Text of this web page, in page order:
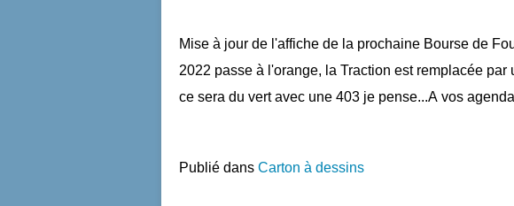
Mise à jour de l'affiche de la prochaine Bourse de
2022 passe à l'orange, la Traction est remplacée
ce sera du vert avec une 403 je pense...A vos
Publié dans Carton à dessins